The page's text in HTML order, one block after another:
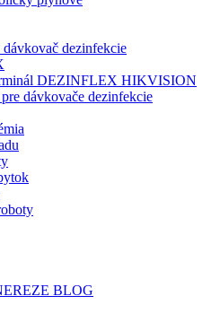
dezinfekcie
DEZINFLEX HIKVISION
dávkovače dezinfekcie
BLOG